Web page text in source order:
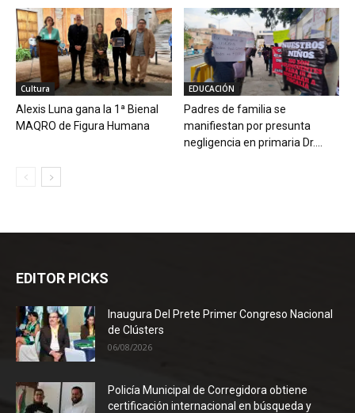
Cultura
Alexis Luna gana la 1ª Bienal
MAQRO de Figura Humana
EDUCACIÓN
Padres de familia se
manifiestan por presunta
negligencia en primaria Dr....
EDITOR PICKS
Inaugura Del Prete Primer Congreso Nacional
de Clústers
06/08/2026
Policía Municipal de Corregidora obtiene
certificación internacional en búsqueda y